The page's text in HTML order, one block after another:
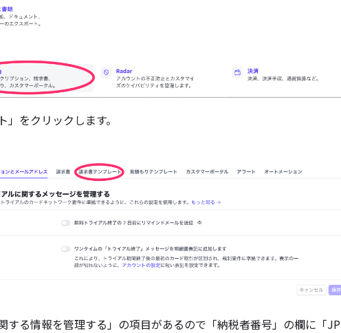
をクリックします。
する情報を管理する」の項目があるので「納税者番号」の欄に「JP